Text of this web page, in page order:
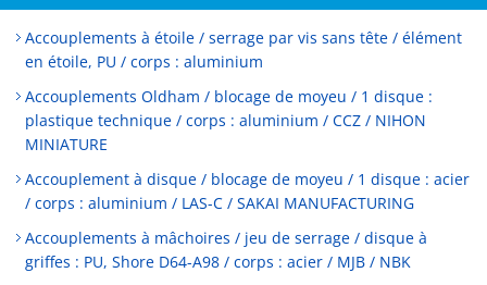
Accouplements à étoile / serrage par vis sans tête / élément
en étoile, PU / corps : aluminium
Accouplements Oldham / blocage de moyeu / 1 disque :
plastique technique / corps : aluminium / CCZ / NIHON
MINIATURE
Accouplement à disque / blocage de moyeu / 1 disque : acier
/ corps : aluminium / LAS-C / SAKAI MANUFACTURING
Accouplements à mâchoires / jeu de serrage / disque à
griffes : PU, Shore D64-A98 / corps : acier / MJB / NBK